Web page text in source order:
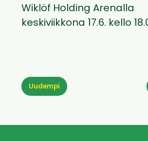
Wiklöf Holding Arenalla
keskiviikkona 17.6. kello
Uudempi